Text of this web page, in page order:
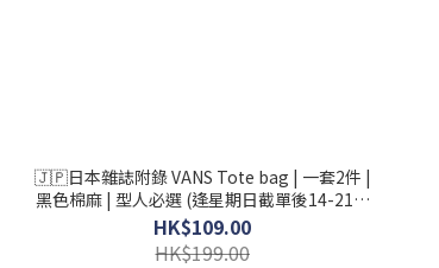
🇯🇵日本雜誌附錄 VANS Tote bag | 一套2件 |
黑色棉麻 | 型人必選 (逢星期日截單後14-21個
工作天發貨)
HK$109.00
HK$199.00